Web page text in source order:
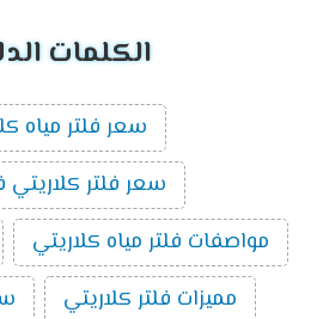
الكلمات
سعر فلتر مياه
سعر فلتر
مواصفات فلتر مياه كلاريتي
مميزات فلتر كلاريتي